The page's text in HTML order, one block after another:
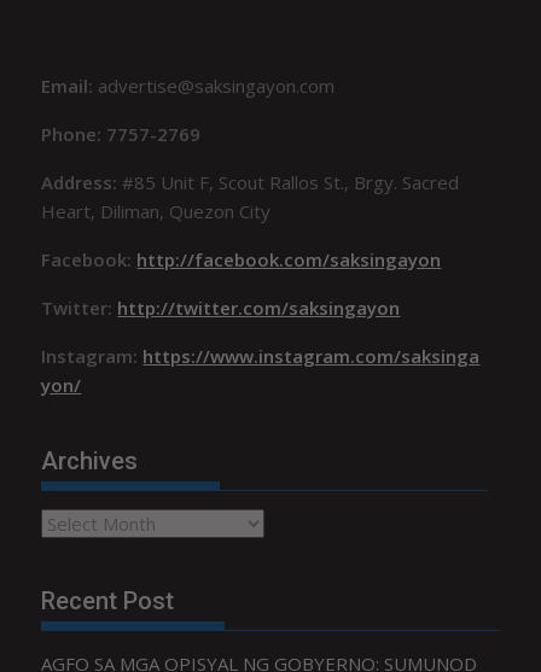
Email: advertise@saksingayon.com
Phone: 7757-2769
Address:#85 Unit F, Scout Rallos St., Brgy. Sacred
Heart, Diliman, Quezon City
Facebook: http://facebook.com/saksingayon
Twitter: http://twitter.com/saksingayon
Instagram: https://www.instagram.com/saksinga
yon/
Archives
Archives
Recent Post
AGFO SA MGA OPISYAL NG GOBYERNO: SUMUNOD